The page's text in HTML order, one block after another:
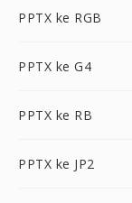
PPTX ke RGB
PPTX ke G4
PPTX ke RB
PPTX ke JP2